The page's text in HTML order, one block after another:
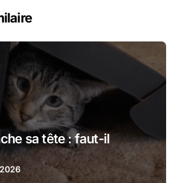
sa tête : faut-il